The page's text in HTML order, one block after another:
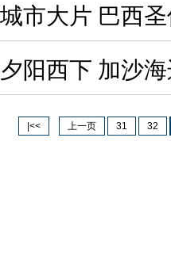
城市大片 巴西
夕阳西下 加沙
|<< 上一页 31 32